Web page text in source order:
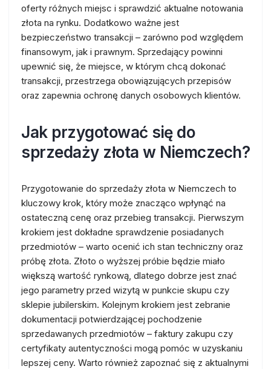
oferty różnych miejsc i sprawdzić aktualne notowania
złota na rynku. Dodatkowo ważne jest
bezpieczeństwo transakcji – zarówno pod względem
finansowym, jak i prawnym. Sprzedający powinni
upewnić się, że miejsce, w którym chcą dokonać
transakcji, przestrzega obowiązujących przepisów
oraz zapewnia ochronę danych osobowych klientów.
Jak przygotować się do
sprzedaży złota w Niemczech?
Przygotowanie do sprzedaży złota w Niemczech to
kluczowy krok, który może znacząco wpłynąć na
ostateczną cenę oraz przebieg transakcji. Pierwszym
krokiem jest dokładne sprawdzenie posiadanych
przedmiotów – warto ocenić ich stan techniczny oraz
próbę złota. Złoto o wyższej próbie będzie miało
większą wartość rynkową, dlatego dobrze jest znać
jego parametry przed wizytą w punkcie skupu czy
sklepie jubilerskim. Kolejnym krokiem jest zebranie
dokumentacji potwierdzającej pochodzenie
sprzedawanych przedmiotów – faktury zakupu czy
certyfikaty autentyczności mogą pomóc w uzyskaniu
lepszej ceny. Warto również zapoznać się z aktualnymi